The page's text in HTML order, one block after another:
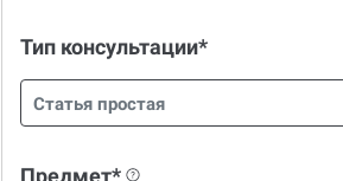
Тип консультации*
Статья простая
Предмет*